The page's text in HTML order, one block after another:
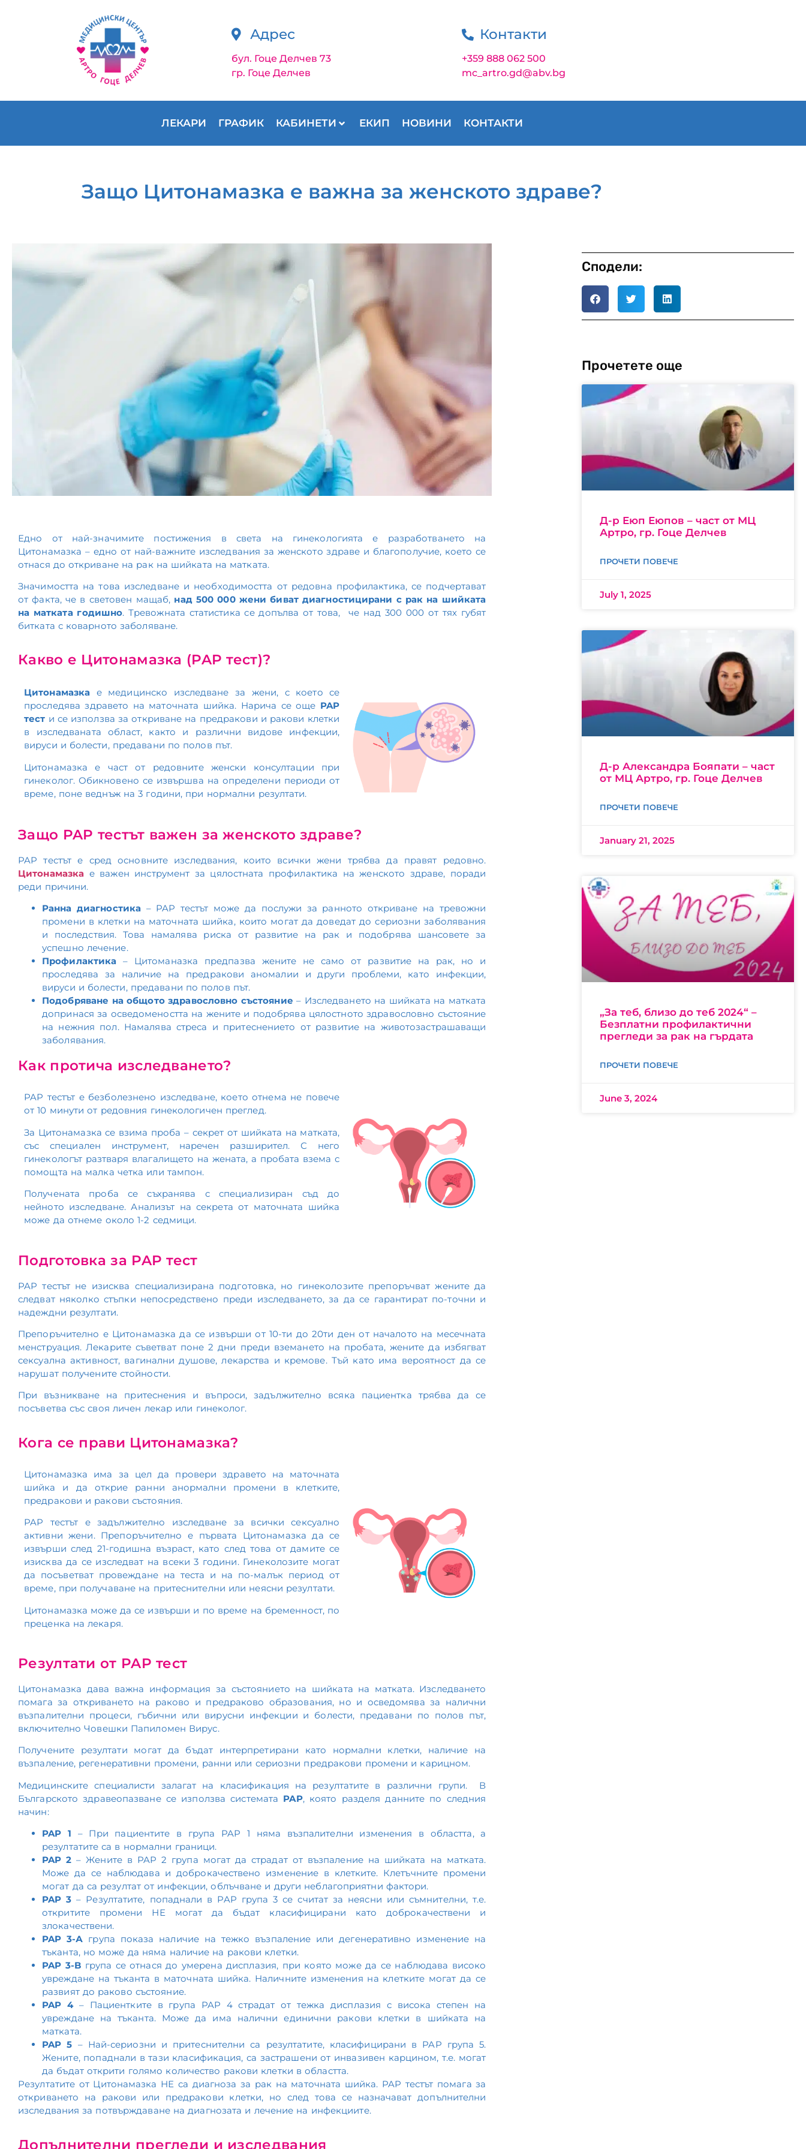
Адрес
бул. Гоце Делчев 73
гр. Гоце Делчев
Контакти
+359 888 062 500
mc_artro.gd@abv.bg
ЛЕКАРИ ГРАФИК КАБИНЕТИ ЕКИП НОВИНИ КОНТАКТИ
Защо Цитонамазка е важна за женското здраве?
Едно от най-значимите постижения в света на гинекологията е разработването на
Цитонамазка – едно от най-важните изследвания за женското здраве и благополучие, което се
отнася до откриване на рак на шийката на матката.
Значимостта на това изследване и необходимостта от редовна профилактика, се подчертават
от факта, че в световен мащаб, над 500 000 жени биват диагностицирани с рак на шийката
на матката годишно. Тревожната статистика се допълва от това, че над 300 000 от тях губят
битката с коварното заболяване.
Какво е Цитонамазка (PAP тест)?
Цитонамазка е медицинско изследване за жени, с което се
проследява здравето на маточната шийка. Нарича се още PAP
тест и се използва за откриване на предракови и ракови клетки
в изследваната област, както и различни видове инфекции,
вируси и болести, предавани по полов път.
Цитонамазка е част от редовните женски консултации при
гинеколог. Обикновено се извършва на определени периоди от
време, поне веднъж на 3 години, при нормални резултати.
Защо PAP тестът важен за женското здраве?
PAP тестът е сред основните изследвания, които всички жени трябва да правят редовно.
Цитонамазка е важен инструмент за цялостната профилактика на женското здраве, поради
реди причини.
Ранна диагностика – PAP тестът може да послужи за ранното откриване на тревожни
промени в клетки на маточната шийка, които могат да доведат до сериозни заболявания
и последствия. Това намалява риска от развитие на рак и подобрява шансовете за
успешно лечение.
Профилактика – Цитоманазка предпазва жените не само от развитие на рак, но и
проследява за наличие на предракови аномалии и други проблеми, като инфекции,
вируси и болести, предавани по полов път.
Подобряване на общото здравословно състояние – Изследването на шийката на матката
допринася за осведомеността на жените и подобрява цялостното здравословно състояние
на нежния пол. Намалява стреса и притеснението от развитие на животозастрашаващи
заболявания.
Как протича изследването?
PAP тестът е безболезнено изследване, което отнема не повече
от 10 минути от редовния гинекологичен преглед.
За Цитонамазка се взима проба – секрет от шийката на матката,
със специален инструмент, наречен разширител. С него
гинекологът разтваря влагалището на жената, а пробата взема с
помощта на малка четка или тампон.
Получената проба се съхранява с специализиран съд до
нейното изследване. Анализът на секрета от маточната шийка
може да отнеме около 1-2 седмици.
Подготовка за PAP тест
PAP тестът не изисква специализирана подготовка, но гинеколозите препоръчват жените да
следват няколко стъпки непосредствено преди изследването, за да се гарантират по-точни и
надеждни резултати.
Препоръчително е Цитонамазка да се извърши от 10-ти до 20ти ден от началото на месечната
менструация. Лекарите съветват поне 2 дни преди вземането на пробата, жените да избягват
сексуална активност, вагинални душове, лекарства и кремове. Тъй като има вероятност да се
нарушат получените стойности.
При възникване на притеснения и въпроси, задължително всяка пациентка трябва да се
посъветва със своя личен лекар или гинеколог.
Кога се прави Цитонамазка?
Цитонамазка има за цел да провери здравето на маточната
шийка и да открие ранни анормални промени в клетките,
предракови и ракови състояния.
PAP тестът е задължително изследване за всички сексуално
активни жени. Препоръчително е първата Цитонамазка да се
извърши след 21-годишна възраст, като след това от дамите се
изисква да се изследват на всеки 3 години. Гинеколозите могат
да посъветват провеждане на теста и на по-малък период от
време, при получаване на притеснителни или неясни резултати.
Цитонамазка може да се извърши и по време на бременност, по
преценка на лекаря.
Резултати от PAP тест
Цитонамазка дава важна информация за състоянието на шийката на матката. Изследването
помага за откриването на раково и предраково образования, но и осведомява за налични
възпалителни процеси, гъбични или вирусни инфекции и болести, предавани по полов път,
включително Човешки Папиломен Вирус.
Получените резултати могат да бъдат интерпретирани като нормални клетки, наличие на
възпаление, регенеративни промени, ранни или сериозни предракови промени и карицном.
Медицинските специалисти залагат на класификация на резултатите в различни групи. В
Българското здравеопазване се използва системата PAP, която разделя данните по следния
начин:
PAP 1 – При пациентите в група PAP 1 няма възпалителни изменения в областта, а
резултатите са в нормални граници.
PAP 2 – Жените в PAP 2 група могат да страдат от възпаление на шийката на матката.
Може да се наблюдава и доброкачествено изменение в клетките. Клетъчните промени
могат да са резултат от инфекции, облъчване и други неблагоприятни фактори.
PAP 3 – Резултатите, попаднали в PAP група 3 се считат за неясни или съмнителни, т.е.
откритите промени НЕ могат да бъдат класифицирани като доброкачествени и
злокачествени.
PAP 3-А група показа наличие на тежко възпаление или дегенеративно изменение на
тъканта, но може да няма наличие на ракови клетки.
PAP 3-B група се отнася до умерена дисплазия, при която може да се наблюдава високо
увреждане на тъканта в маточната шийка. Наличните изменения на клетките могат да се
развият до раково състояние.
PAP 4– Пациентките в група PAP 4 страдат от тежка дисплазия с висока степен на
увреждане на тъканта. Може да има налични единични ракови клетки в шийката на
матката.
PAP 5 – Най-сериозни и притеснителни са резултатите, класифицирани в PAP група 5.
Жените, попаднали в тази класификация, са застрашени от инвазивен карцином, т.е. могат
да бъдат открити голямо количество ракови клетки в областта.
Резултатите от Цитонамазка НЕ са диагноза за рак на маточната шийка. PAP тестът помага за
откриването на ракови или предракови клетки, но след това се назначават допълнителни
изследвания за потвърждаване на диагнозата и лечение на инфекциите.
Допълнителни прегледи и изследвания
Сподели:
Прочетете още
Д-р Еюп Еюпов – част от МЦ
Артро, гр. Гоце Делчев
ПРОЧЕТИ ПОВЕЧЕ
July 1, 2025
Д-р Александра Бояпати – част
от МЦ Артро, гр. Гоце Делчев
ПРОЧЕТИ ПОВЕЧЕ
January 21, 2025
„За теб, близо до теб 2024“ –
Безплатни профилактични
прегледи за рак на гърдата
ПРОЧЕТИ ПОВЕЧЕ
June 3, 2024